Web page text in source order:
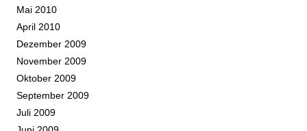
Mai 2010
April 2010
Dezember 2009
November 2009
Oktober 2009
September 2009
Juli 2009